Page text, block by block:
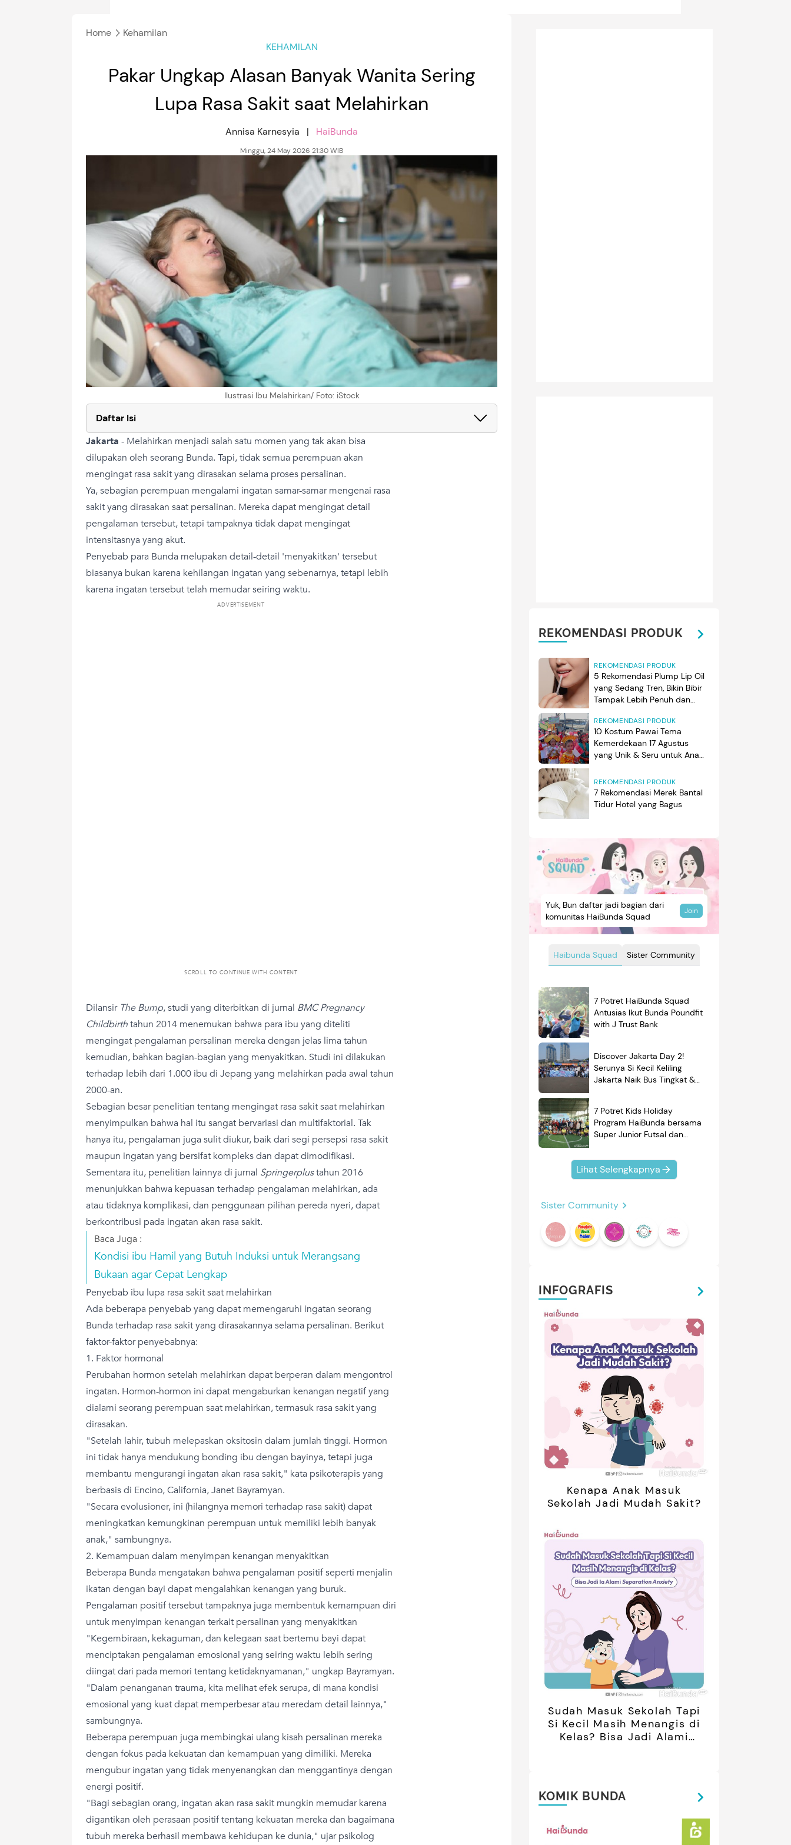
Home
Kehamilan
KEHAMILAN
Pakar Ungkap Alasan Banyak Wanita Sering
Lupa Rasa Sakit saat Melahirkan
Annisa Karnesyia | HaiBunda
Minggu, 24 May 2026 21:30 WIB
Ilustrasi Ibu Melahirkan/ Foto: iStock
Daftar Isi
Jakarta - Melahirkan menjadi salah satu momen yang tak akan bisa
dilupakan oleh seorang Bunda. Tapi, tidak semua perempuan akan
mengingat rasa sakit yang dirasakan selama proses persalinan.
Ya, sebagian perempuan mengalami ingatan samar-samar mengenai rasa
sakit yang dirasakan saat persalinan. Mereka dapat mengingat detail
pengalaman tersebut, tetapi tampaknya tidak dapat mengingat
intensitasnya yang akut.
Penyebab para Bunda melupakan detail-detail 'menyakitkan' tersebut
biasanya bukan karena kehilangan ingatan yang sebenarnya, tetapi lebih
karena ingatan tersebut telah memudar seiring waktu.
ADVERTISEMENT
SCROLL TO CONTINUE WITH CONTENT
DilansirThe Bump, studi yang diterbitkan di jurnal BMC Pregnancy
Childbirthtahun 2014 menemukan bahwa para ibu yang diteliti
mengingat pengalaman persalinan mereka dengan jelas lima tahun
kemudian, bahkan bagian-bagian yang menyakitkan. Studi ini dilakukan
terhadap lebih dari 1.000 ibu di Jepang yang melahirkan pada awal tahun
2000-an.
Sebagian besar penelitian tentang mengingat rasa sakit saat melahirkan
menyimpulkan bahwa hal itu sangat bervariasi dan multifaktorial. Tak
hanya itu, pengalaman juga sulit diukur, baik dari segi persepsi rasa sakit
maupun ingatan yang bersifat kompleks dan dapat dimodifikasi.
Sementara itu, penelitian lainnya di jurnal Springerplustahun 2016
menunjukkan bahwa kepuasan terhadap pengalaman melahirkan, ada
atau tidaknya komplikasi, dan penggunaan pilihan pereda nyeri, dapat
berkontribusi pada ingatan akan rasa sakit.
Baca Juga :
Kondisi ibu Hamil yang Butuh Induksi untuk Merangsang
Bukaan agar Cepat Lengkap
Penyebab ibu lupa rasa sakit saat melahirkan
Ada beberapa penyebab yang dapat memengaruhi ingatan seorang
Bunda terhadap rasa sakit yang dirasakannya selama persalinan. Berikut
faktor-faktor penyebabnya:
1. Faktor hormonal
Perubahan hormon setelah melahirkan dapat berperan dalam mengontrol
ingatan. Hormon-hormon ini dapat mengaburkan kenangan negatif yang
dialami seorang perempuan saat melahirkan, termasuk rasa sakit yang
dirasakan.
"Setelah lahir, tubuh melepaskan oksitosin dalam jumlah tinggi. Hormon
ini tidak hanya mendukung bonding ibu dengan bayinya, tetapi juga
membantu mengurangi ingatan akan rasa sakit," kata psikoterapis yang
berbasis di Encino, California, Janet Bayramyan.
"Secara evolusioner, ini (hilangnya memori terhadap rasa sakit) dapat
meningkatkan kemungkinan perempuan untuk memiliki lebih banyak
anak," sambungnya.
2. Kemampuan dalam menyimpan kenangan menyakitkan
Beberapa Bunda mengatakan bahwa pengalaman positif seperti menjalin
ikatan dengan bayi dapat mengalahkan kenangan yang buruk.
Pengalaman positif tersebut tampaknya juga membentuk kemampuan diri
untuk menyimpan kenangan terkait persalinan yang menyakitkan
"Kegembiraan, kekaguman, dan kelegaan saat bertemu bayi dapat
menciptakan pengalaman emosional yang seiring waktu lebih sering
diingat dari pada memori tentang ketidaknyamanan," ungkap Bayramyan.
"Dalam penanganan trauma, kita melihat efek serupa, di mana kondisi
emosional yang kuat dapat memperbesar atau meredam detail lainnya,"
sambungnya.
Beberapa perempuan juga membingkai ulang kisah persalinan mereka
dengan fokus pada kekuatan dan kemampuan yang dimiliki. Mereka
mengubur ingatan yang tidak menyenangkan dan menggantinya dengan
energi positif.
"Bagi sebagian orang, ingatan akan rasa sakit mungkin memudar karena
digantikan oleh perasaan positif tentang kekuatan mereka dan bagaimana
tubuh mereka berhasil membawa kehidupan ke dunia," ujar psikolog
REKOMENDASI PRODUK
REKOMENDASI PRODUK
5 Rekomendasi Plump Lip Oil
yang Sedang Tren, Bikin Bibir
Tampak Lebih Penuh dan
REKOMENDASI PRODUK
10 Kostum Pawai Tema
Kemerdekaan 17 Agustus
yang Unik & Seru untuk Anak
REKOMENDASI PRODUK
7 Rekomendasi Merek Bantal
Tidur Hotel yang Bagus
Haibunda Squad Sister Community
Yuk, Bun daftar jadi bagian dari
komunitas HaiBunda Squad
Join
7 Potret HaiBunda Squad
Antusias Ikut Bunda Poundfit
with J Trust Bank
Discover Jakarta Day 2!
Serunya Si Kecil Keliling
Jakarta Naik Bus Tingkat &
7 Potret Kids Holiday
Program HaiBunda bersama
Super Junior Futsal dan
Kompak Banget!
Lihat Selengkapnya
Sister Community
INFOGRAFIS
Kenapa Anak Masuk
Sekolah Jadi Mudah Sakit?
Sudah Masuk Sekolah Tapi
Si Kecil Masih Menangis di
Kelas? Bisa Jadi Alami
KOMIK BUNDA